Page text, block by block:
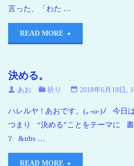
言った、「わた …
READ MORE
決める。
あお 祈り 2018年6月18日,
ハレルヤ ! あおです。(｡-ω-)ﾉ 今日
つまり “決める”ことをテーマに
ｿ &nbs …
READ MORE